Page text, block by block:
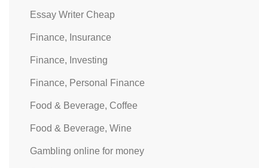
Essay Writer Cheap
Finance, Insurance
Finance, Investing
Finance, Personal Finance
Food & Beverage, Coffee
Food & Beverage, Wine
Gambling online for money